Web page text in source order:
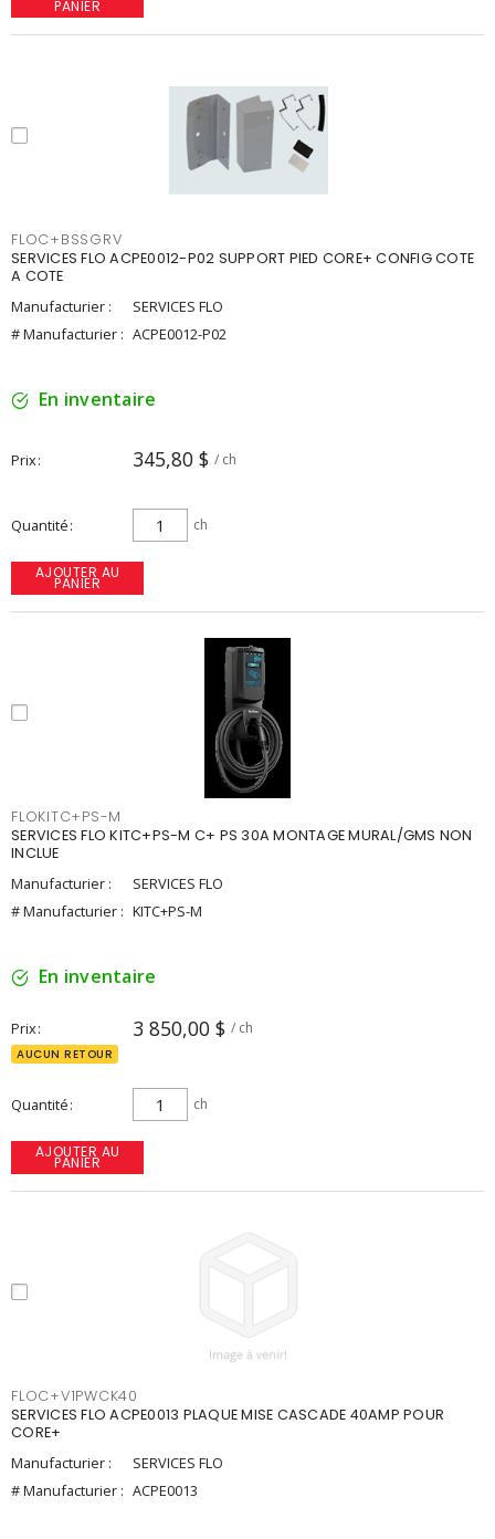
PANIER
FLOC+BSSGRV
SERVICES FLO ACPE0012-P02 SUPPORT PIED CORE+ CONFIG COTE
A COTE
Manufacturier :
SERVICES FLO
# Manufacturier : ACPE0012-P02
En inventaire
Prix 345,80 $ / ch
Quantité ch
AJOUTER AU
PANIER
FLOKITC+PS-M
SERVICES FLO KITC+PS-M C+ PS 30A MONTAGE MURAL/GMS NON
INCLUE
Manufacturier :
SERVICES FLO
# Manufacturier : KITC+PS-M
En inventaire
Prix 3 850,00 $ / ch
AUCUN RETOUR
Quantité ch
AJOUTER AU
PANIER
FLOC+V1PWCK40
SERVICES FLO ACPE0013 PLAQUE MISE CASCADE 40AMP POUR
CORE+
Manufacturier :
SERVICES FLO
# Manufacturier : ACPE0013